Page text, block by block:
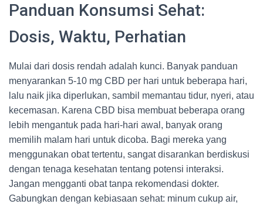
Panduan Konsumsi Sehat:
Dosis, Waktu, Perhatian
Mulai dari dosis rendah adalah kunci. Banyak panduan
menyarankan 5-10 mg CBD per hari untuk beberapa hari,
lalu naik jika diperlukan, sambil memantau tidur, nyeri, atau
kecemasan. Karena CBD bisa membuat beberapa orang
lebih mengantuk pada hari-hari awal, banyak orang
memilih malam hari untuk dicoba. Bagi mereka yang
menggunakan obat tertentu, sangat disarankan berdiskusi
dengan tenaga kesehatan tentang potensi interaksi.
Jangan mengganti obat tanpa rekomendasi dokter.
Gabungkan dengan kebiasaan sehat: minum cukup air,